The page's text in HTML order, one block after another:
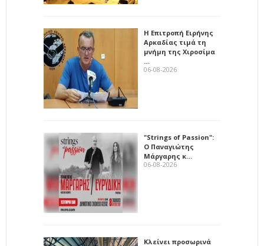
Η Επιτροπή Ειρήνης
Αρκαδίας τιμά τη
μνήμη της Χιροσίμα
…
06-08-2026
"Strings of Passion":
Ο Παναγιώτης
Μάργαρης κ…
06-08-2026
Κλείνει προσωρινά